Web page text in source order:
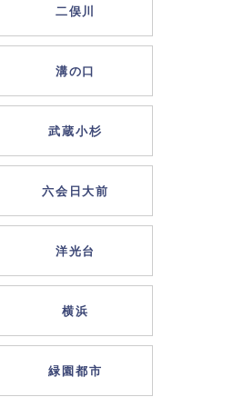
二俣川
溝の口
武蔵小杉
六会日大前
洋光台
横浜
緑園都市